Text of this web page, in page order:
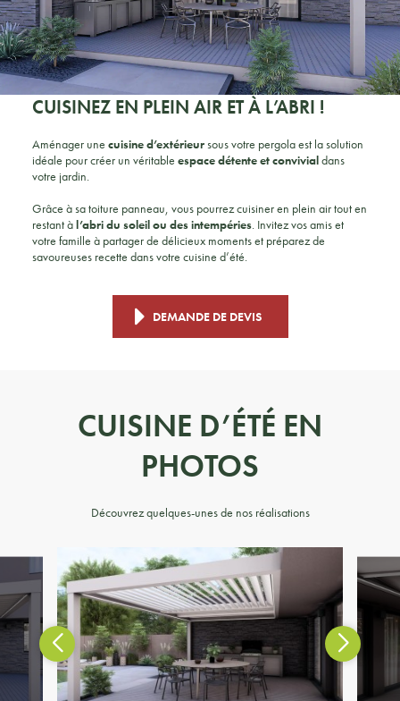
CUISINEZ EN PLEIN AIR ET À L’ABRI !
Aménager une cuisine d’extérieursous votre pergola est la solution
idéale pour créer un véritable espace détente et convivialdans
votre jardin.
Grâce à sa toiture panneau, vous pourrez cuisiner en plein air tout en
restant àl’abri du soleil ou des intempéries. Invitez vos amis et
votre famille à partager de délicieux moments et préparez de
savoureuses recette dans votre cuisine d’été.
DEMANDE DE DEVIS
CUISINE D’ÉTÉ EN
PHOTOS
Découvrez quelques-unes de nos réalisations